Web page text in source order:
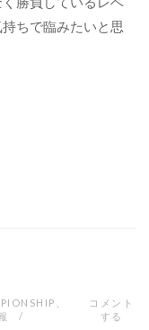
ちで臨みたいと思
コメント
する